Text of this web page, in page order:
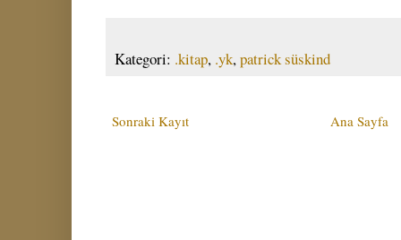
Kategori: .kitap, .yk,patrick süskind
Sonraki Kayıt Ana Sayfa